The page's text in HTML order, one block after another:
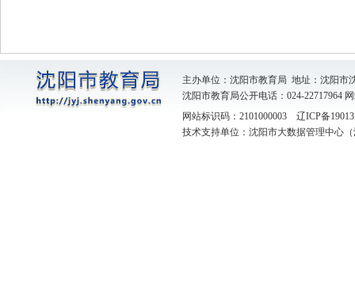
主办单位：沈阳市教育局 地址：沈阳
沈阳市教育局公开电话：024-22717964
网站标识码：2101000003 辽ICP备
技术支持单位：沈阳市大数据管理中心